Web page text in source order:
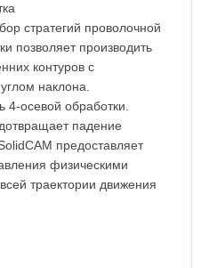
стратегий проволочной
позволяет производить
контуров с
наклона.
4-осевой обработки.
падение
предоставляет
физическими
траектории движения